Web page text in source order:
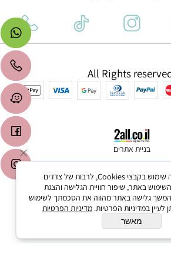
בניית אתרים
לידיעתך, באתרנו נעשה שימוש בקבצי Cookies, לרבות של צדדים
באתר, שיפור חוויית הגלישה והצגת
גלישה באתר מהווה את הסכמתך לשימוש
לעיין במדיניות הפרטיות. מדיניות הפרטיות
מאשר